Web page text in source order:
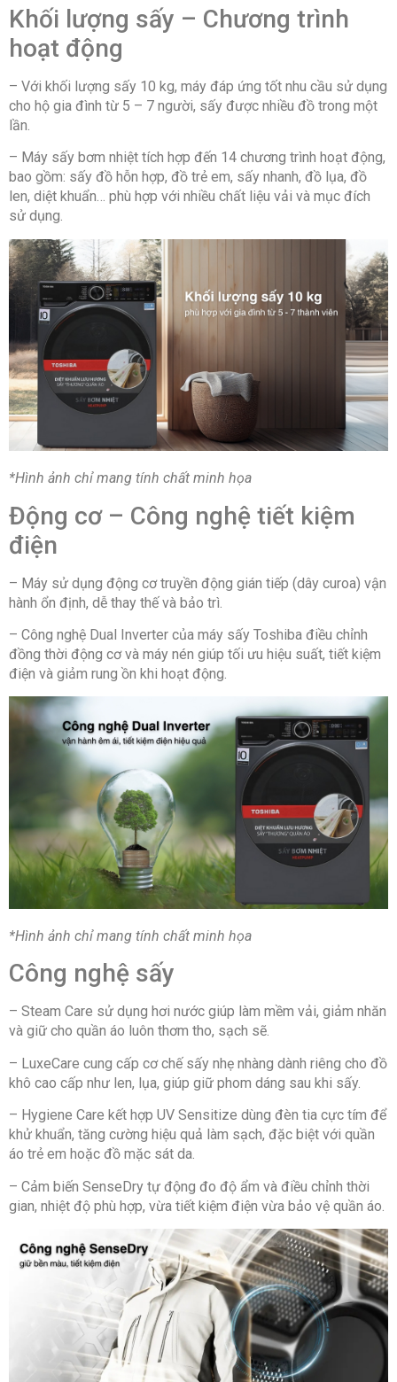
59.5 cm – Sâu 66.6 cm – Nặng 52 kg
Chiều dài ống xả nước:160 cm
Khối lượng sấy – Chương trình
hoạt động
– Với khối lượng sấy 10 kg, máy đáp ứng tốt nhu cầu sử dụng
cho hộ gia đình từ 5 – 7 người, sấy được nhiều đồ trong một
lần.
– Máy sấy bơm nhiệt tích hợp đến 14 chương trình hoạt động,
bao gồm: sấy đồ hỗn hợp, đồ trẻ em, sấy nhanh, đồ lụa, đồ
len, diệt khuẩn… phù hợp với nhiều chất liệu vải và mục đích
sử dụng.
*Hình ảnh chỉ mang tính chất minh họa
Động cơ – Công nghệ tiết kiệm
điện
– Máy sử dụng động cơ truyền động gián tiếp (dây curoa) vận
hành ổn định, dễ thay thế và bảo trì.
– Công nghệ Dual Inverter của máy sấy Toshiba điều chỉnh
đồng thời động cơ và máy nén giúp tối ưu hiệu suất, tiết kiệm
điện và giảm rung ồn khi hoạt động.
*Hình ảnh chỉ mang tính chất minh họa
Công nghệ sấy
– Steam Care sử dụng hơi nước giúp làm mềm vải, giảm nhăn
và giữ cho quần áo luôn thơm tho, sạch sẽ.
– LuxeCare cung cấp cơ chế sấy nhẹ nhàng dành riêng cho đồ
khô cao cấp như len, lụa, giúp giữ phom dáng sau khi sấy.
– Hygiene Care kết hợp UV Sensitize dùng đèn tia cực tím để
khử khuẩn, tăng cường hiệu quả làm sạch, đặc biệt với quần
áo trẻ em hoặc đồ mặc sát da.
– Cảm biến SenseDry tự động đo độ ẩm và điều chỉnh thời
gian, nhiệt độ phù hợp, vừa tiết kiệm điện vừa bảo vệ quần áo.